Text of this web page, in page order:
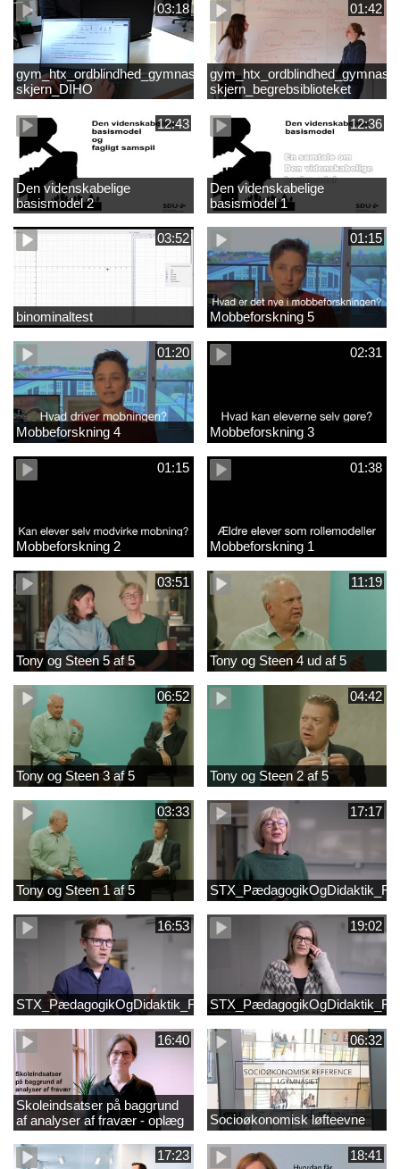
03:18
gym_htx_ordblindhed_gymnasiet
skjern_DIHO
01:42
skjern_begrebsiblioteket
12:43
Den videnskabelige
basismodel 2
12:36
Den videnskabelige
basismodel 1
03:52
binominaltest
01:15
Mobbeforskning 5
01:20
Mobbeforskning 4
02:31
Mobbeforskning 3
01:15
Mobbeforskning 2
01:38
Mobbeforskning 1
03:51
Tony og Steen 5 af 5
11:19
Tony og Steen 4 ud af 5
06:52
Tony og Steen 3 af 5
04:42
Tony og Steen 2 af 5
03:33
Tony og Steen 1 af 5
17:17
16:53
STX_PædagogikOgDidaktik_FilmB
19:02
16:40
Skoleindsatser på baggrund
af analyser af fravær - oplæg
ved Astrid Lundby, EVA
06:32
Socioøkonomisk løfteevne
17:23 18:41